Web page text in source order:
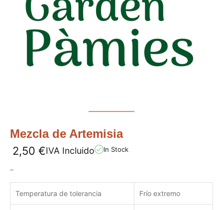
Mezcla de Artemisia
2,50 €IVA Incluido In Stock
–
Temperatura de tolerancia Frío extremo